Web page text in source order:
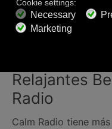
Bluesound, Kindle y
móviles.
Relajantes
Radio
Calm Radio tiene